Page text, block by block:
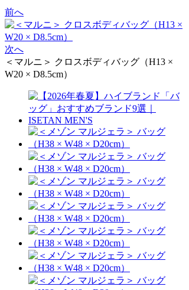
前へ
次へ
＜マルニ＞ クロスボディバッグ（H13 ×
W20 × D8.5cm）